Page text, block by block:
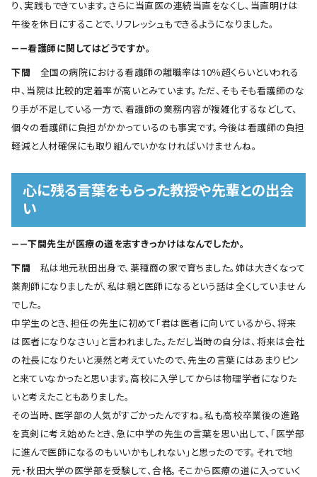
り、実践もできています。さらに当直医の連続当直をなくし、当直明けは
午後を休日にすることで、リフレッシュもできるようになりました。
――看護師に関してはどうですか。
下間
全国の病院における看護師の離職率は10％超くらいといわれる
中、当院は比較的定着率が高いとみています。ただ、そもそも看護師のな
り手が不足している一方で、看護師の業務内容が複雑化するなどして、
個々の看護師に負担がかかっているのも事実です。今後は看護師の負担
軽減と人材確保にも取り組んでいかなければいけませんね。
心に残る言葉をもらった教授や先輩との出会
い
――下間先生が医療の道を志すきっかけはなんでしたか。
下間
私は地元秋田出身で、薬種商の家で育ちました。姉は大きくなって
薬剤師になりましたが、私は親と医師になるという話は全くしていません
でした。
中学生のとき、担任の先生に初めて「君は医者に向いているから、将来
は医者になりなさい」と言われました。ただし当時の自分は、将来は会社
の社長になりたいと漠然と考えていたので、先生の言葉にはあまりピン
と来ていなかったと思います。高校に入学してからは物理学者になりた
いと考えたこともありました。
その当時、医学部の人気がすごかったんですね。私も高校卒業後の進路
を真剣に考え始めたとき、急に中学の先生の言葉を思い出して、「医学部
に進んで医師になるのもいいかもしれない」と思ったのです。それで地
元・秋田大学の医学部を受験して、合格。そこから医療の道に入っていく